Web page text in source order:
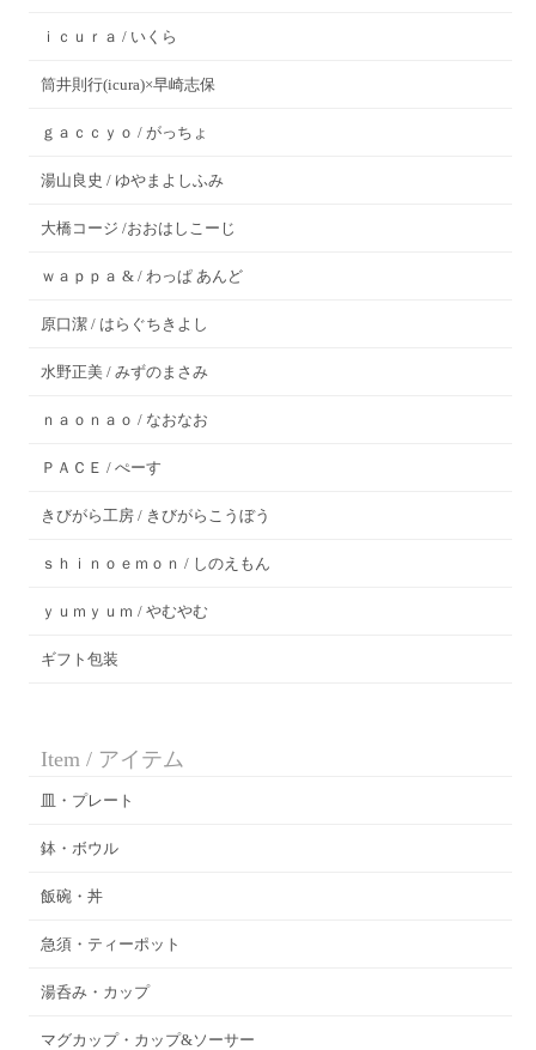
ｉｃｕｒａ / いくら
筒井則行(icura)×早崎志保
ｇａｃｃｙｏ / がっちょ
湯山良史 / ゆやまよしふみ
大橋コージ /おおはしこーじ
ｗａｐｐａ & / わっぱ あんど
原口潔 / はらぐちきよし
水野正美 / みずのまさみ
ｎａｏｎａｏ / なおなお
ＰＡＣＥ / ぺーす
きびがら工房 / きびがらこうぼう
ｓｈｉｎｏｅｍｏｎ / しのえもん
ｙｕｍｙｕｍ / やむやむ
ギフト包装
Item / アイテム
皿・プレート
鉢・ボウル
飯碗・丼
急須・ティーポット
湯呑み・カップ
マグカップ・カップ&ソーサー